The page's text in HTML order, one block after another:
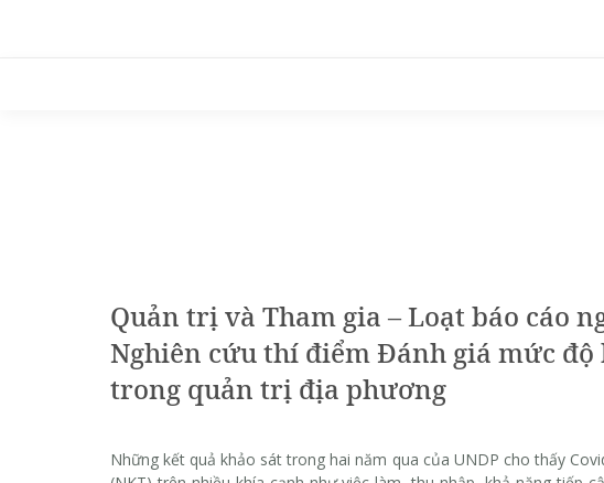
Quản trị và Tham gia – Loạt báo cáo
Nghiên cứu thí điểm Đánh giá mức
trong quản trị địa phương
Những kết quả khảo sát trong hai năm qua của UNDP cho thấy